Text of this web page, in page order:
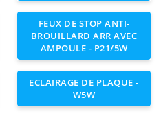
FEUX DE STOP ANTI-
BROUILLARD ARR AVEC
AMPOULE - P21/5W
ECLAIRAGE DE PLAQUE -
W5W